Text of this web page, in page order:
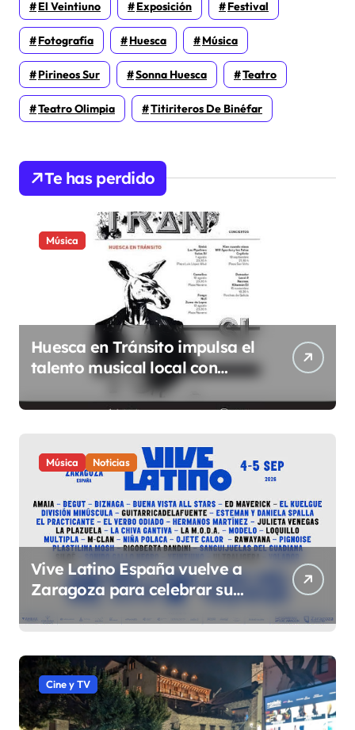
El Veintiuno Exposición Festival
Fotografía Huesca Música
Pirineos Sur Sonna Huesca Teatro
Teatro Olimpia Titiriteros De Binéfar
Te has perdido
Música
Huesca en Tránsito impulsa el
talento musical local con
conciertos durante todo 2026
Música Noticias
Vive Latino España vuelve a
Zaragoza para celebrar su
quinta edición el 4 y 5 de
septiembre en el Espacio
Expo
Cine y TV